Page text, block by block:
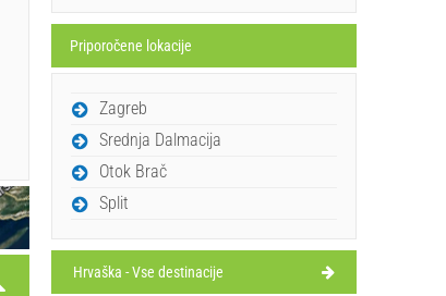
Priporočene lokacije
Zagreb
Srednja Dalmacija
Otok Brač
Split
Hrvaška - Vse destinacije